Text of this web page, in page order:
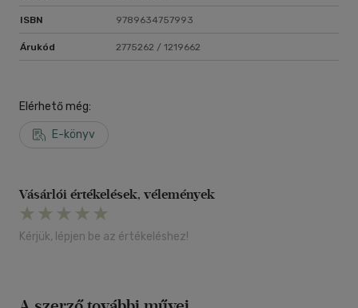
ISBN 9789634757993
Árukód 2775262 / 1219662
Elérhető még:
E-könyv
Vásárlói értékelések, vélemények
Kérjük, lépjen be az értékeléshez!